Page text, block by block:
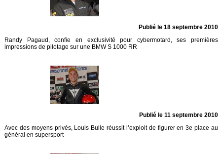
Publié le 18 septembre 2010
Randy Pagaud, confie en exclusivité pour cybermotard, ses premières
impressions de pilotage sur une BMW S 1000 RR
Publié le 11 septembre 2010
Avec des moyens privés, Louis Bulle réussit l’exploit de figurer en 3e place au
général en supersport